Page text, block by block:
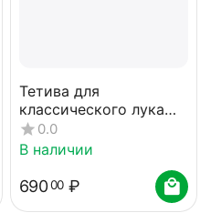
Тетива для
классического лука
60" белая
0.0
В наличии
69000 ₽